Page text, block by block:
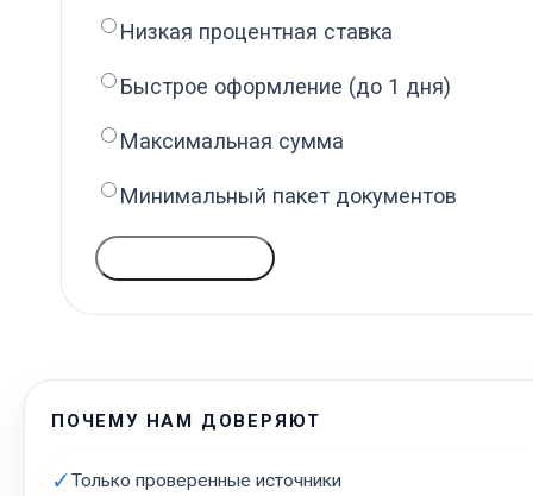
Низкая процентная ставка
Быстрое оформление (до 1 дня)
Максимальная сумма
Минимальный пакет документов
ПОЧЕМУ НАМ ДОВЕРЯЮТ
✓Только проверенные источники